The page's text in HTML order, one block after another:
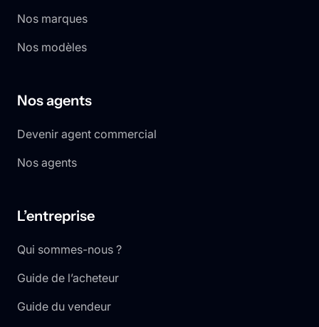
Nos marques
Nos modèles
Nos agents
Devenir agent commercial
Nos agents
L’entreprise
Qui sommes-nous ?
Guide de l’acheteur
Guide du vendeur